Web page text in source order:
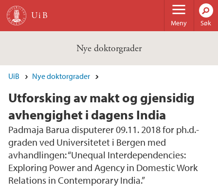
Hopp til hovedinnhold
Meny Søk
Nye doktorgrader
UiB Nye doktorgrader
Utforsking av makt og gjensidig
avhengighet i dagens India
Padmaja Barua disputerer 09.11. 2018 for ph.d.-
graden ved Universitetet i Bergen med
avhandlingen: “Unequal Interdependencies:
Exploring Power and Agency in Domestic Work
Relations in Contemporary India.”